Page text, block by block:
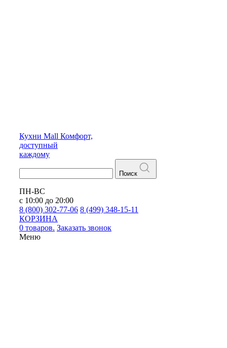
Кухни Mall Комфорт,
доступный
каждому
Поиск
ПН-ВС
с 10:00 до 20:00
8 (800) 302-77-06 8 (499) 348-15-11
КОРЗИНА
0 товаров. Заказать звонок
Меню